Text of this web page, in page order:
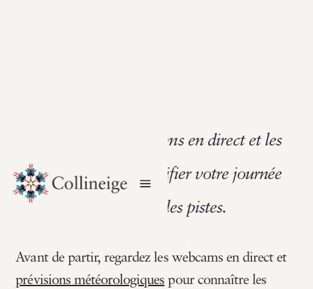
Consultez les webcams en direct et les
prévisions pour planifier votre journée
parfaite sur les pistes.
Avant de partir, regardez les webcams en direct et
prévisions météorologiques pour connaître les